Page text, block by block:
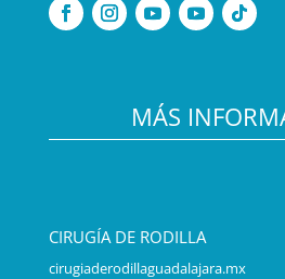
MÁS
CIRUGÍA DE RODILLA
cirugiaderodillaguadalajara.mx